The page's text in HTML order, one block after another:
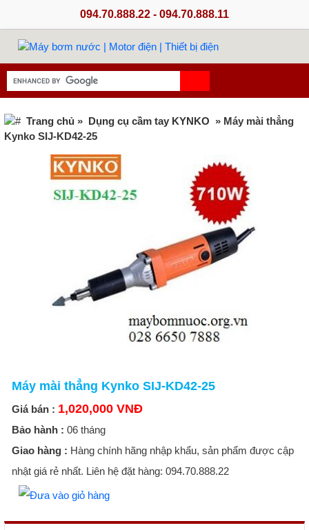
094.70.888.22 - 094.70.888.11
Trang chủ » Dụng cụ cầm tay KYNKO » Máy mài thẳng
Kynko SIJ-KD42-25
Máy mài thẳng Kynko SIJ-KD42-25
Giá bán : 1,020,000 VNĐ
Bảo hành : 06 tháng
Giao hàng : Hàng chính hãng nhập khẩu, sản phẩm được cập
nhật giá rẻ nhất. Liên hệ đặt hàng: 094.70.888.22